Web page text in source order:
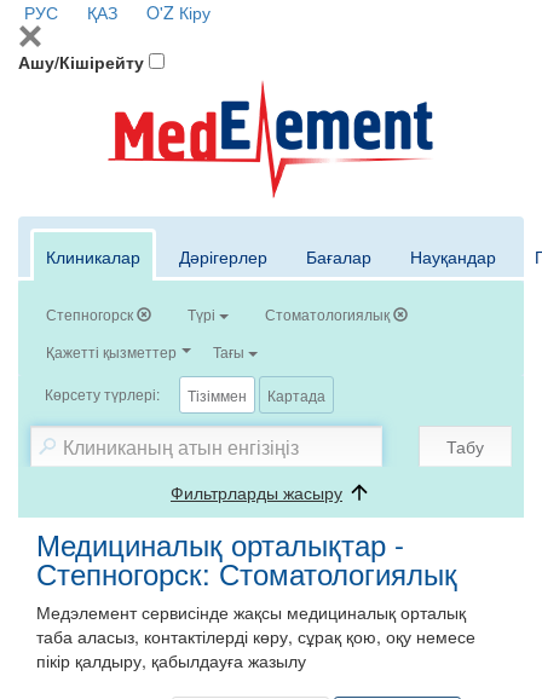
РУС ҚАЗ O'Z Кіру
Ашу/Кішірейту
Клиникалар Дәрігерлер Бағалар Науқандар
Степногорск Түрі
Стоматологиялық
Қажетті қызметтер
Тағы
Көрсету түрлері: Тізіммен Картада
Табу
Фильтрларды жасыру
Медициналық орталықтар -
Степногорск: Стоматологиялық
Медэлемент сервисінде жақсы медициналық орталық
таба аласыз, контактілерді көру, сұрақ қою, оқу немесе
пікір қалдыру, қабылдауға жазылу